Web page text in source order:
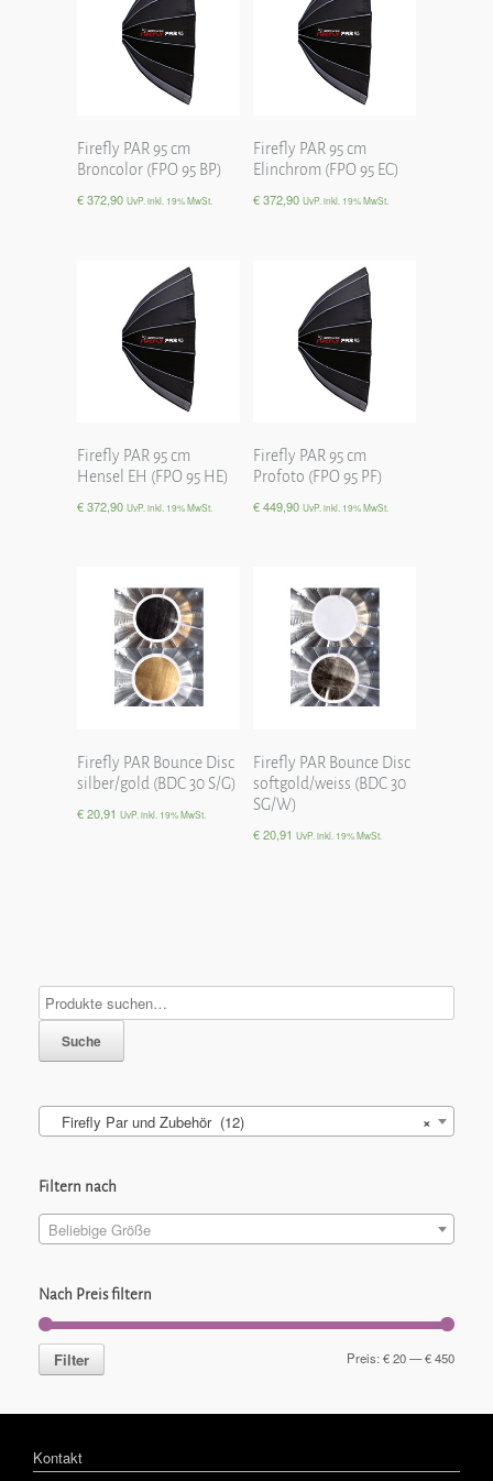
Firefly PAR 95 cm
Broncolor (FPO 95 BP)
€372,90 UvP. inkl. 19% MwSt.
Firefly PAR 95 cm
Elinchrom (FPO 95 EC)
€372,90 UvP. inkl. 19% MwSt.
Firefly PAR 95 cm
Hensel EH (FPO 95 HE)
€372,90 UvP. inkl. 19% MwSt.
Firefly PAR 95 cm
Profoto (FPO 95 PF)
€449,90 UvP. inkl. 19% MwSt.
Firefly PAR Bounce Disc
silber/gold (BDC 30 S/G)
€20,91 UvP. inkl. 19% MwSt.
Firefly PAR Bounce Disc
softgold/weiss (BDC 30
SG/W)
€20,91 UvP. inkl. 19% MwSt.
Suche
×
Firefly Par und Zubehör (12)
Filtern nach
Beliebige Größe
Nach Preis filtern
Filter Preis:€ 20—€ 450
Kontakt